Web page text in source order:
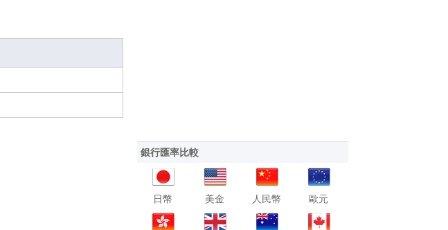
銀行匯率比較
日幣 美金 人民幣 歐元